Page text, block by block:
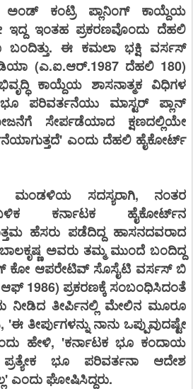
ಕಂಟ್ರಿ ಪ್ಲಾನಿಂಗ್ ಕಾಯ್ದೆಯ
ಇಂತಹ ಪ್ರಕರಣವೊಂದು ದೆಹಲಿ
ಈ ಕಮಲಾ ಭಕ್ಷಿ ವರ್ಸಸ್
(ಎ.ಐ.ಆರ್.1987 ದೆಹಲಿ 180)
ಕಾಯ್ದೆಯ ಶಾಸನಾತ್ಮಕ ವಿಧಿಗಳ
ಪರಿವರ್ತನೆಯು ಮಾಸ್ಟರ್ ಪ್ಲಾನ್
ಸೇರ್ಪಡೆಯಾದ ಕ್ಷಣದಲ್ಲಿಯೇ
ಎಂದು ದೆಹಲಿ ಹೈಕೋರ್ಟ್
ಮಂಡಳಿಯ ಸದಸ್ಯರಾಗಿ, ನಂತರ
ಕರ್ನಾಟಕ ಹೈಕೋರ್ಟ್‌ನ
ಹೆಸರು ಪಡೆದಿದ್ದ ಹಾಸನದವರಾದ
ಅವರು ತಮ್ಮ ಮುಂದೆ ಬಂದಿದ್ದ
ಕೋ ಆಪರೇಟಿವ್ ಸೊಸೈಟಿ ವರ್ಸಸ್ ಬಿ
1986) ಪ್ರಕರಣಕ್ಕೆ ಸಂಬಂಧಿಸಿದಂತೆ
ನೀಡಿದ ತೀರ್ಪಿನಲ್ಲಿ ಮೇಲಿನ ಮೂರೂ
ತೀರ್ಪುಗಳನ್ನು ನಾನು ಒಪ್ಪುವುದಷ್ಟೇ
ಹೇಳಿ, 'ಕರ್ನಾಟಕ ಭೂ ಕಂದಾಯ
ಭೂ ಪರಿವರ್ತನಾ ಆದೇಶ
ಎಂದು ಘೋಷಿಸಿದ್ದರು.